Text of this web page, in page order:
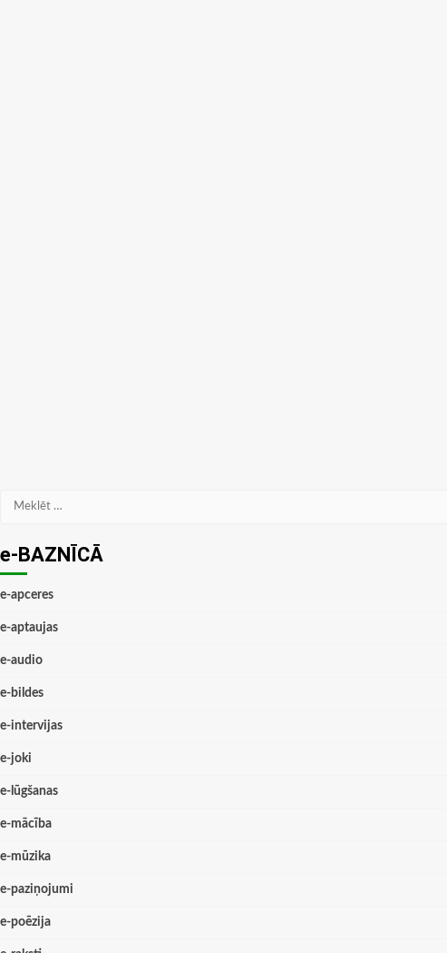
Meklēt:
e-BAZNĪCĀ
e-apceres
e-aptaujas
e-audio
e-bildes
e-intervijas
e-joki
e-lūgšanas
e-mācība
e-mūzika
e-paziņojumi
e-poēzija